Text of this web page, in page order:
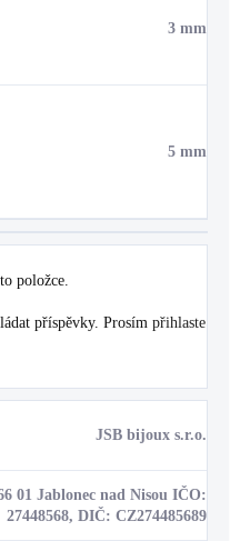
3 mm
5 mm
položce.
příspěvky. Prosím přihlaste
JSB bijoux s.r.o.
01 Jablonec nad Nisou IČO:
27448568, DIČ: CZ274485689